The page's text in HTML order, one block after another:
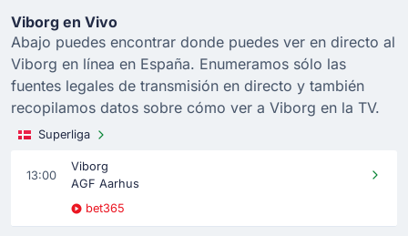
Viborg en Vivo
Abajo puedes encontrar donde puedes ver en directo al
Viborg en línea en España. Enumeramos sólo las
fuentes legales de transmisión en directo y también
recopilamos datos sobre cómo ver a Viborg en la TV.
Superliga
13:00
Viborg
AGF Aarhus
bet365